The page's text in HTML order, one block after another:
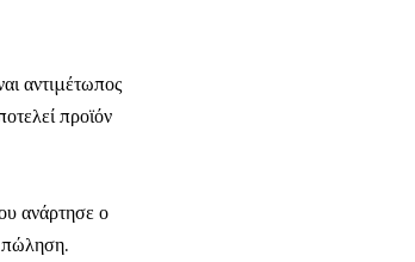
αντιμέτωπος
προϊόν
ανάρτησε ο
πώληση.